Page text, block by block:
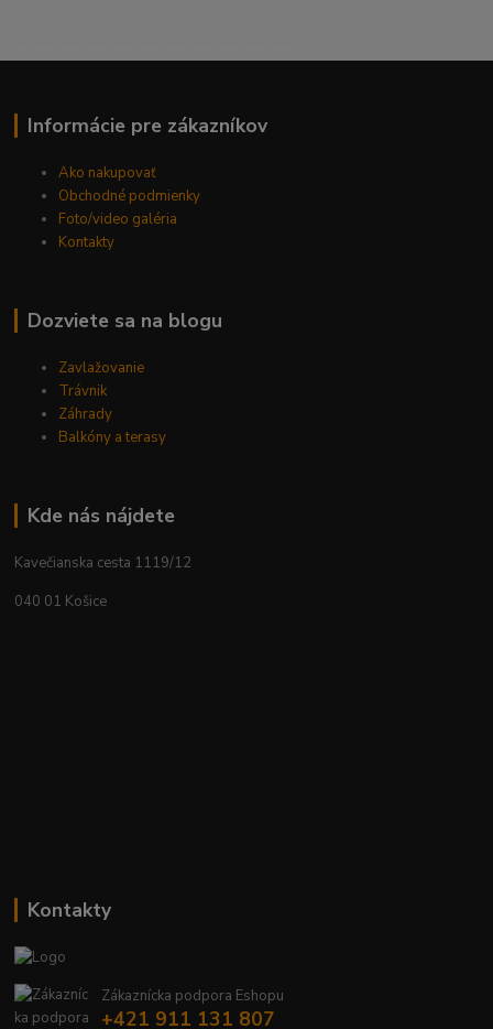
Informácie pre zákazníkov
Ako nakupovať
Obchodné podmienky
Foto/video galéria
Kontakty
Dozviete sa na blogu
Zavlažovanie
Trávnik
Záhrady
Balkóny a terasy
Kde nás nájdete
Kavečianska cesta 1119/12
040 01 Košice
Kontakty
Zákaznícka podpora Eshopu
+421 911 131 807